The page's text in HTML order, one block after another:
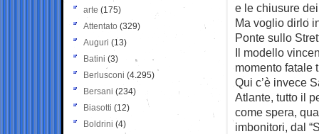
e le chiusure
Ma voglio dirlo
Ponte sullo
Il modello
momento fatale
Qui c’è invece
Atlante, tutto il
come spera,
imbonitori, dal
arte (175)
Attentato (329)
Auguri (13)
Batini (3)
Berlusconi (4.295)
Bersani (234)
Biasotti (12)
Boldrini (4)